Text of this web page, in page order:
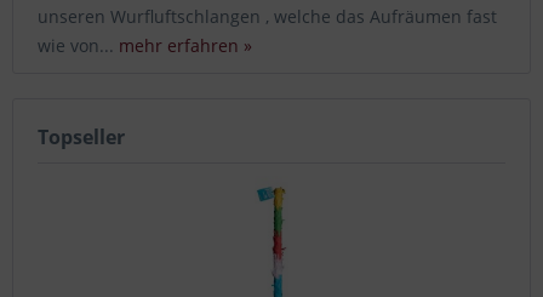
unseren Wurfluftschlangen , welche das Aufräumen fast
wie von... mehr erfahren »
Topseller